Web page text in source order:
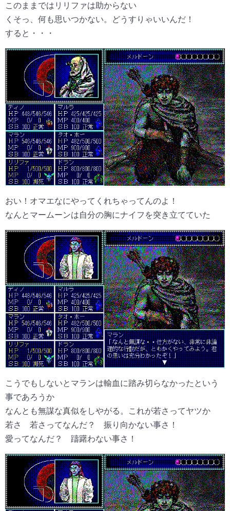
このままではリリファは助からない
くそっ、何も思いつかない。どうすりゃいいんだ！
すると・・・
おい！オマエなにやってくれちゃってんのよ！
なんとマームーンは自分の胸にナイフを突き立てていた
こうでもしないとマランは輸血に踏み切らなかったという
事であろうか
なんとも無謀な真似をしやがる。これが若さってヤツか
若さ 若さってなんだ？ 振り向かない事さ！
愛ってなんだ？ 躊躇わない事さ！